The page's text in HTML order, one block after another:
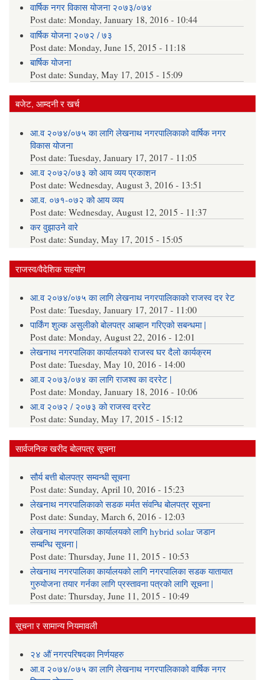
वार्षिक नगर विकास योजना २०७३/०७४
Post date:Monday, January 18, 2016 - 10:44
वार्षिक योजना २०७२ / ७३
Post date:Monday, June 15, 2015 - 11:18
बार्षिक योजना
Post date:Sunday, May 17, 2015 - 15:09
बजेट, आम्दनी र खर्च
आ.व २०७४/०७५ का लागि लेखनाथ नगरपालिकाको वार्षिक नगर
विकास योजना
Post date:Tuesday, January 17, 2017 - 11:05
आ.व २०७२/०७३ को आय व्यय प्रकाशन
Post date:Wednesday, August 3, 2016 - 13:51
आ.व. ०७१-०७२ को आय व्यय
Post date:Wednesday, August 12, 2015 - 11:37
कर वुझाउने वारे
Post date:Sunday, May 17, 2015 - 15:05
राजस्व/वैदेशिक सहयोग
आ.व २०७४/०७५ का लागि लेखनाथ नगरपालिकाको राजस्व दर रेट
Post date:Tuesday, January 17, 2017 - 11:00
पार्किंग शुल्क असुलीको बोलपत्र आब्हान गरिएको सबन्धमा |
Post date:Monday, August 22, 2016 - 12:01
लेखनाथ नगरपालिका कार्यालयको राजस्व घर दैलो कार्यक्रम
Post date:Tuesday, May 10, 2016 - 14:00
आ.व २०७३/०७४ का लागि राजश्व का दररेट |
Post date:Monday, January 18, 2016 - 10:06
आ.व २०७२ / २०७३ को राजस्व दररेट
Post date:Sunday, May 17, 2015 - 15:12
सार्वजनिक खरीद बोलपत्र सूचना
सौर्य बत्ती बोलपत्र सम्वन्धी सूचना
Post date:Sunday, April 10, 2016 - 15:23
लेखनाथ नगरपालिकाको सडक मर्मत संवन्धि बोलपत्र सूचना
Post date:Sunday, March 6, 2016 - 12:03
लेखनाथ नगरपालिका कार्यालयको लागि hybrid solar जडान
सम्बन्धि सूचना |
Post date:Thursday, June 11, 2015 - 10:53
लेखनाथ नगरपालिका कार्यालयको लागि नगरपालिका सडक यातायात
गुरुयोजना तयार गर्नका लागि प्रस्तावना पत्रको लागि सूचना |
Post date:Thursday, June 11, 2015 - 10:49
सूचना र सामान्य नियमावली
२४ औं नगरपरिषदका निर्णयहरु
आ.व २०७४/०७५ का लागि लेखनाथ नगरपालिकाको वार्षिक नगर